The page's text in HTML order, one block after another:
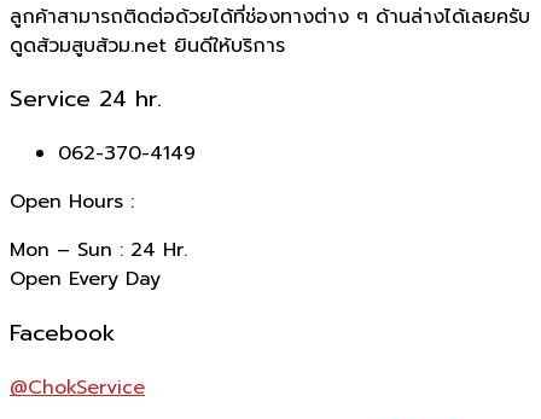
ลูกค้าสามารถติดต่อด้วยได้ที่ช่องทางต่าง ๆ ด้านล่างได้เลยครับ
ดูดส้วมสูบส้วม.net ยินดีให้บริการ
Service 24 hr.
062-370-4149
Open Hours :
Mon – Sun : 24 Hr.
Open Every Day
Facebook
@ChokService